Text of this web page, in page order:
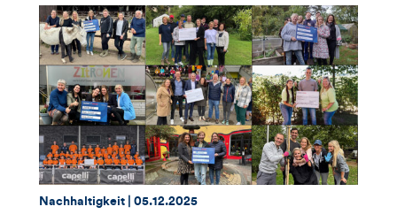
Thema:
Nachhaltigkeit | Datum:
05.12.2025